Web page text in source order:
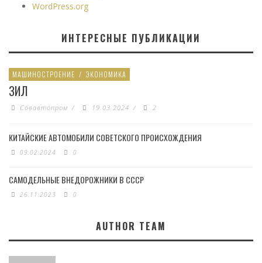
WordPress.org
ИНТЕРЕСНЫЕ ПУБЛИКАЦИИ
МАШИНОСТРОЕНИЕ / ЭКОНОМИКА
ЗИЛ
Совавтопром / 19.03.2024 / 2
КИТАЙСКИЕ АВТОМОБИЛИ СОВЕТСКОГО ПРОИСХОЖДЕНИЯ
09.02.2024 0
САМОДЕЛЬНЫЕ ВНЕДОРОЖНИКИ В СССР
26.11.2023 0
AUTHOR TEAM